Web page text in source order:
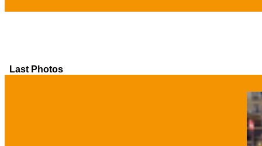
Last Photos